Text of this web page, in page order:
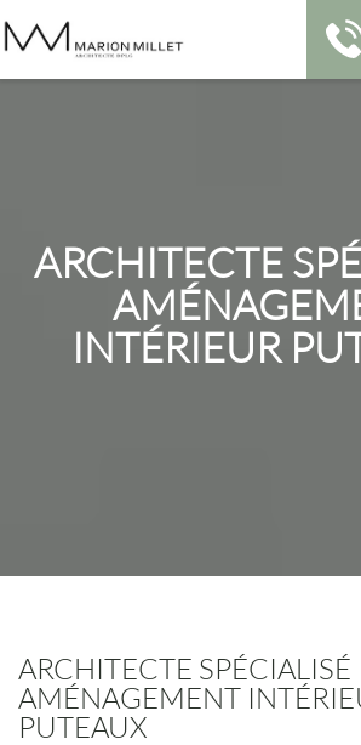
ARCHITECTE
INTÉRIEUR
ARCHITECTE SPÉCIALISÉ
AMÉNAGEMENT
PUTEAUX